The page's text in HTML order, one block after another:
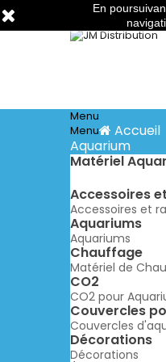
En
Téléphone:03
Menu
Menu
Accueil
Aquarium
Matériel
Accessoires
Accessoires et
Aquariums
Aquariums
Chauffage
Matériel de
CO2
CO2 pour
Couvercles
Couvercles
Décorations
Décorations